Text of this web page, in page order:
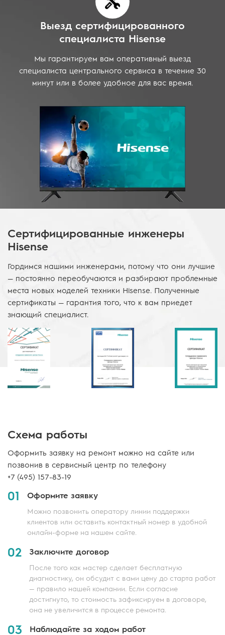
Выезд сертифицированного
специалиста Hisense
Мы гарантируем вам оперативный выезд
специалиста центрального сервиса в течение 30
минут или в более удобное для вас время.
Сертифицированные инженеры
Hisense
Гордимся нашими инженерами, потому что они лучшие
— постоянно переобучаются и разбирают проблемные
места новых моделей техники Hisense. Полученные
сертификаты — гарантия того, что к вам приедет
знающий специалист.
Схема работы
Оформить заявку на ремонт можно на сайте или
позвонив в сервисный центр по телефону
+7 (495) 157-83-19
01 Оформите заявку
Можно позвонить оператору линии поддержки
клиентов или оставить контактный номер в удобной
онлайн-форме на нашем сайте.
02 Заключите договор
После того как мастер сделает бесплатную
диагностику, он обсудит с вами цену до старта работ
— правило нашей компании. Если согласие
достигнуто, то стоимость зафиксируем в договоре,
она не увеличится в процессе ремонта.
03 Наблюдайте за ходом работ